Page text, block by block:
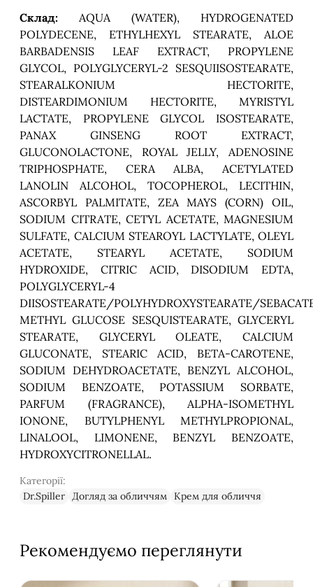
Склад: AQUA (WATER), HYDROGENATED
POLYDECENE, ETHYLHEXYL STEARATE, ALOE
BARBADENSIS LEAF EXTRACT, PROPYLENE
GLYCOL, POLYGLYCERYL-2 SESQUIISOSTEARATE,
STEARALKONIUM HECTORITE,
DISTEARDIMONIUM HECTORITE, MYRISTYL
LACTATE, PROPYLENE GLYCOL ISOSTEARATE,
PANAX GINSENG ROOT EXTRACT,
GLUCONOLACTONE, ROYAL JELLY, ADENOSINE
TRIPHOSPHATE, CERA ALBA, ACETYLATED
LANOLIN ALCOHOL, TOCOPHEROL, LECITHIN,
ASCORBYL PALMITATE, ZEA MAYS (CORN) OIL,
SODIUM CITRATE, CETYL ACETATE, MAGNESIUM
SULFATE, CALCIUM STEAROYL LACTYLATE, OLEYL
ACETATE, STEARYL ACETATE, SODIUM
HYDROXIDE, CITRIC ACID, DISODIUM EDTA,
POLYGLYCERYL-4
DIISOSTEARATE/POLYHYDROXYSTEARATE/
METHYL GLUCOSE SESQUISTEARATE, GLYCERYL
STEARATE, GLYCERYL OLEATE, CALCIUM
GLUCONATE, STEARIC ACID, BETA-CAROTENE,
SODIUM DEHYDROACETATE, BENZYL ALCOHOL,
SODIUM BENZOATE, POTASSIUM SORBATE,
PARFUM (FRAGRANCE), ALPHA-ISOMETHYL
IONONE, BUTYLPHENYL METHYLPROPIONAL,
LINALOOL, LIMONENE, BENZYL BENZOATE,
HYDROXYCITRONELLAL.
Категорії:
Dr.Spiller Догляд за обличчям Крем для обличчя
Рекомендуємо переглянути